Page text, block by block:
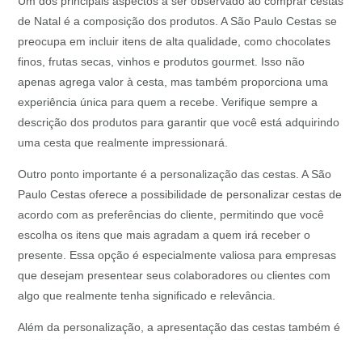
de Natal é a composição dos produtos. A São Paulo Cestas se
preocupa em incluir itens de alta qualidade, como chocolates
finos, frutas secas, vinhos e produtos gourmet. Isso não
apenas agrega valor à cesta, mas também proporciona uma
experiência única para quem a recebe. Verifique sempre a
descrição dos produtos para garantir que você está adquirindo
uma cesta que realmente impressionará.
Outro ponto importante é a personalização das cestas. A São
Paulo Cestas oferece a possibilidade de personalizar cestas de
acordo com as preferências do cliente, permitindo que você
escolha os itens que mais agradam a quem irá receber o
presente. Essa opção é especialmente valiosa para empresas
que desejam presentear seus colaboradores ou clientes com
algo que realmente tenha significado e relevância.
Além da personalização, a apresentação das cestas também é